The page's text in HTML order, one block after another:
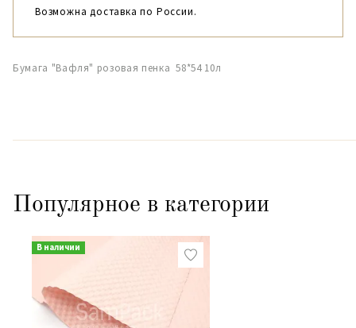
Возможна доставка по России.
Бумага "Вафля" розовая пенка 58*54 10л
Популярное в категории
В наличии